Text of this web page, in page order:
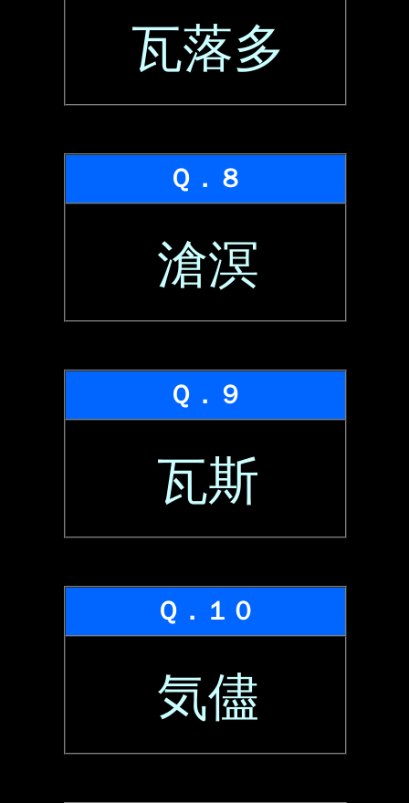
瓦落多
Ｑ．８
滄溟
Ｑ．９
瓦斯
Ｑ．１０
気儘